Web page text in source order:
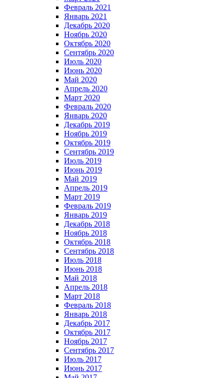
Февраль 2021
Январь 2021
Декабрь 2020
Ноябрь 2020
Октябрь 2020
Сентябрь 2020
Июль 2020
Июнь 2020
Май 2020
Апрель 2020
Март 2020
Февраль 2020
Январь 2020
Декабрь 2019
Ноябрь 2019
Октябрь 2019
Сентябрь 2019
Июль 2019
Июнь 2019
Май 2019
Апрель 2019
Март 2019
Февраль 2019
Январь 2019
Декабрь 2018
Ноябрь 2018
Октябрь 2018
Сентябрь 2018
Июль 2018
Июнь 2018
Май 2018
Апрель 2018
Март 2018
Февраль 2018
Январь 2018
Декабрь 2017
Октябрь 2017
Ноябрь 2017
Сентябрь 2017
Июль 2017
Июнь 2017